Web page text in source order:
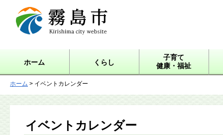
霧島市 Kirishima city
website
ホーム くらし
子育て
健康・福祉
ホーム > イベントカレンダー
イベントカレンダー